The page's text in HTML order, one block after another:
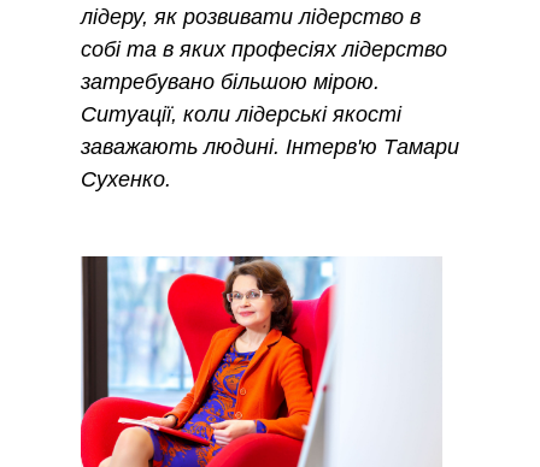
лідеру, як розвивати лідерство в
собі та в яких професіях лідерство
затребувано більшою мірою.
Ситуації, коли лідерські якості
заважають людині. Інтерв'ю Тамари
Сухенко.